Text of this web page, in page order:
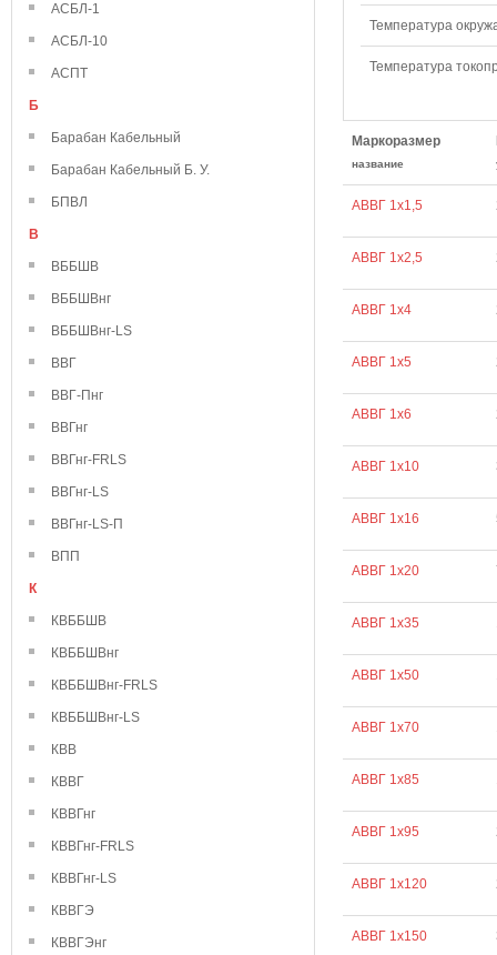
АСБЛ-1
АСБЛ-10
АСПТ
Б
Барабан Кабельный
Барабан Кабельный Б. У.
БПВЛ
В
ВББШВ
ВББШВнг
ВББШВнг-LS
ВВГ
ВВГ-Пнг
ВВГнг
ВВГнг-FRLS
ВВГнг-LS
ВВГнг-LS-П
ВПП
К
КВББШВ
КВББШВнг
КВББШВнг-FRLS
КВББШВнг-LS
КВВ
КВВГ
КВВГнг
КВВГнг-FRLS
КВВГнг-LS
КВВГЭ
КВВГЭнг
Температура
Температура
Маркоразмер
название
АВВГ 1х1,5
АВВГ 1х2,5
АВВГ 1х4
АВВГ 1х5
АВВГ 1х6
АВВГ 1х10
АВВГ 1х16
АВВГ 1х20
АВВГ 1х35
АВВГ 1х50
АВВГ 1х70
АВВГ 1х85
АВВГ 1х95
АВВГ 1х120
АВВГ 1х150